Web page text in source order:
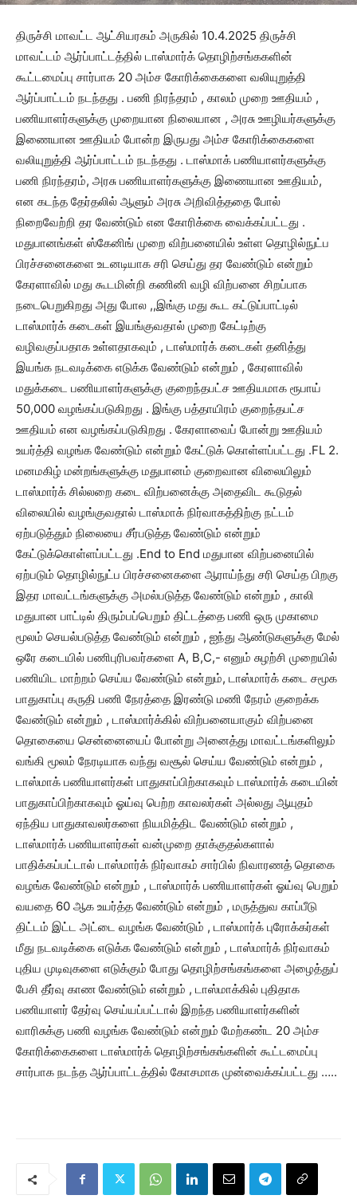
திருச்சி மாவட்ட ஆட்சியரகம் அருகில் 10.4.2025 திருச்சி
மாவட்டம் ஆர்ப்பாட்டத்தில் டாஸ்மார்க் தொழிற்சங்ககளின்
கூட்டமைப்பு சார்பாக 20 அம்ச கோரிக்கைகளை வலியுறுத்தி
ஆர்ப்பாட்டம் நடந்தது . பணி நிரந்தரம் , காலம் முறை ஊதியம் ,
பணியாளர்களுக்கு முறையான நிலையான , அரசு ஊழியர்களுக்கு
இணையான ஊதியம் போன்ற இருபது அம்ச கோரிக்கைகளை
வலியுறுத்தி ஆர்ப்பாட்டம் நடந்தது . டாஸ்மாக் பணியாளர்களுக்கு
பணி நிரந்தரம், அரசு பணியாளர்களுக்கு இணையான ஊதியம்,
என கடந்த தேர்தலில் ஆளும் அரசு அறிவித்ததை போல்
நிறைவேற்றி தர வேண்டும் என கோரிக்கை வைக்கப்பட்டது .
மதுபானங்கள் ஸ்கேனிங் முறை விற்பனையில் உள்ள தொழில்நுட்ப
பிரச்சனைகளை உடனடியாக சரி செய்து தர வேண்டும் என்றும்
கேரளாவில் மது கூடமின்றி கணினி வழி விற்பனை சிறப்பாக
நடைபெறுகிறது அது போல ,,இங்கு மது கூட கட்டுப்பாட்டில்
டாஸ்மார்க் கடைகள் இயங்குவதால் முறை கேட்டிற்கு
வழிவகுப்பதாக உள்ளதாகவும் , டாஸ்மார்க் கடைகள் தனித்து
இயங்க நடவடிக்கை எடுக்க வேண்டும் என்றும் , கேரளாவில்
மதுக்கடை பணியாளர்களுக்கு குறைந்தபட்ச ஊதியமாக ரூபாய்
50,000 வழங்கப்படுகிறது . இங்கு பத்தாயிரம் குறைந்தபட்ச
ஊதியம் என வழங்கப்படுகிறது . கேரளாவைப் போன்று ஊதியம்
உயர்த்தி வழங்க வேண்டும் என்றும் கேட்டுக் கொள்ளப்பட்டது .FL 2.
மனமகிழ் மன்றங்களுக்கு மதுபானம் குறைவான விலையிலும்
டாஸ்மார்க் சில்லறை கடை விற்பனைக்கு அதைவிட கூடுதல்
விலையில் வழங்குவதால் டாஸ்மாக் நிர்வாகத்திற்கு நட்டம்
ஏற்படுத்தும் நிலையை சீர்படுத்த வேண்டும் என்றும்
கேட்டுக்கொள்ளப்பட்டது .End to End மதுபான விற்பனையில்
ஏற்படும் தொழில்நுட்ப பிரச்சனைகளை ஆராய்ந்து சரி செய்த பிறகு
இதர மாவட்டங்களுக்கு அமல்படுத்த வேண்டும் என்றும் , காலி
மதுபான பாட்டில் திரும்பப்பெறும் திட்டத்தை பணி ஒரு முகாமை
மூலம் செயல்படுத்த வேண்டும் என்றும் , ஐந்து ஆண்டுகளுக்கு மேல்
ஒரே கடையில் பணிபுரிபவர்களை A, B,C,- எனும் சுழற்சி முறையில்
பணியிட மாற்றம் செய்ய வேண்டும் என்றும், டாஸ்மார்க் கடை சமூக
பாதுகாப்பு கருதி பணி நேரத்தை இரண்டு மணி நேரம் குறைக்க
வேண்டும் என்றும் , டாஸ்மார்க்கில் விற்பனையாகும் விற்பனை
தொகையை சென்னையைப் போன்று அனைத்து மாவட்டங்களிலும்
வங்கி மூலம் நேரடியாக வந்து வசூல் செய்ய வேண்டும் என்றும் ,
டாஸ்மாக் பணியாளர்கள் பாதுகாப்பிற்காகவும் டாஸ்மார்க் கடையின்
பாதுகாப்பிற்காகவும் ஓய்வு பெற்ற காவலர்கள் அல்லது ஆயுதம்
ஏந்திய பாதுகாவலர்களை நியமித்திட வேண்டும் என்றும் ,
டாஸ்மார்க் பணியாளர்கள் வன்முறை தாக்குதல்களால்
பாதிக்கப்பட்டால் டாஸ்மார்க் நிர்வாகம் சார்பில் நிவாரணத் தொகை
வழங்க வேண்டும் என்றும் , டாஸ்மார்க் பணியாளர்கள் ஓய்வு பெறும்
வயதை 60 ஆக உயர்த்த வேண்டும் என்றும் , மருத்துவ காப்பீடு
திட்டம் இட்ட அட்டை வழங்க வேண்டும் , டாஸ்மார்க் புரோக்கர்கள்
மீது நடவடிக்கை எடுக்க வேண்டும் என்றும் , டாஸ்மார்க் நிர்வாகம்
புதிய முடிவுகளை எடுக்கும் போது தொழிற்சங்கங்களை அழைத்துப்
பேசி தீர்வு காண வேண்டும் என்றும் , டாஸ்மாக்கில் புதிதாக
பணியாளர் தேர்வு செய்யப்பட்டால் இறந்த பணியாளர்களின்
வாரிசுக்கு பணி வழங்க வேண்டும் என்றும் மேற்கண்ட 20 அம்ச
கோரிக்கைகளை டாஸ்மார்க் தொழிற்சங்கங்களின் கூட்டமைப்பு
சார்பாக நடந்த ஆர்ப்பாட்டத்தில் கோசமாக முன்வைக்கப்பட்டது …..